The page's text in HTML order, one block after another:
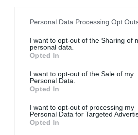
Please note that this website/app uses
not limited to your visit or usage
grant or deny consent to Google and its
use your data for below specified
consent section.
Personal Data Processing Opt
I want to opt-out of the Sharing of
personal data.
Opted In
I want to opt-out of the Sale of my
Personal Data.
Opted In
I want to opt-out of processing my
Personal Data for Targeted
Opted In